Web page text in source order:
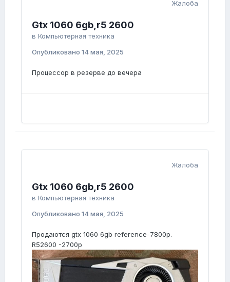
Жалоба
Gtx 1060 6gb,r5 2600
в Компьютерная техника
Опубликовано 14 мая, 2025
Процессор в резерве до вечера
Жалоба
Gtx 1060 6gb,r5 2600
в Компьютерная техника
Опубликовано 14 мая, 2025
Продаются gtx 1060 6gb reference-7800р.
R52600 -2700р